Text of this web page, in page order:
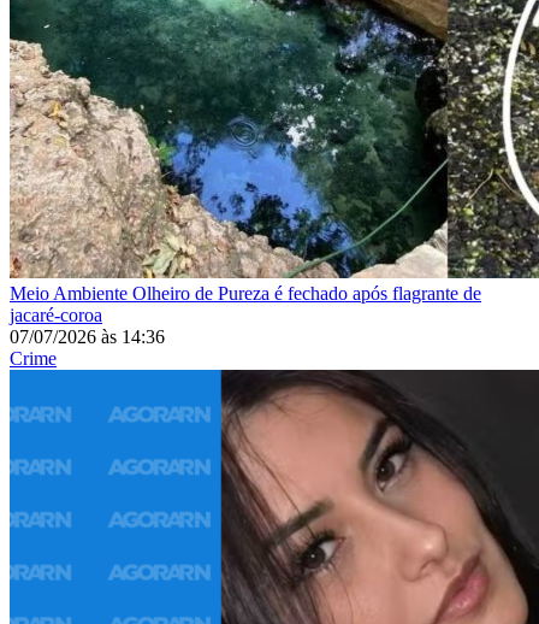
Meio Ambiente Olheiro de Pureza é fechado após flagrante de
jacaré-coroa
07/07/2026 às 14:36
Crime